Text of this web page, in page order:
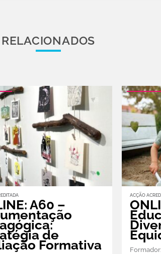
RELACIONADOS
A60 –
de
Formativa
ACÇÃO
Formador: